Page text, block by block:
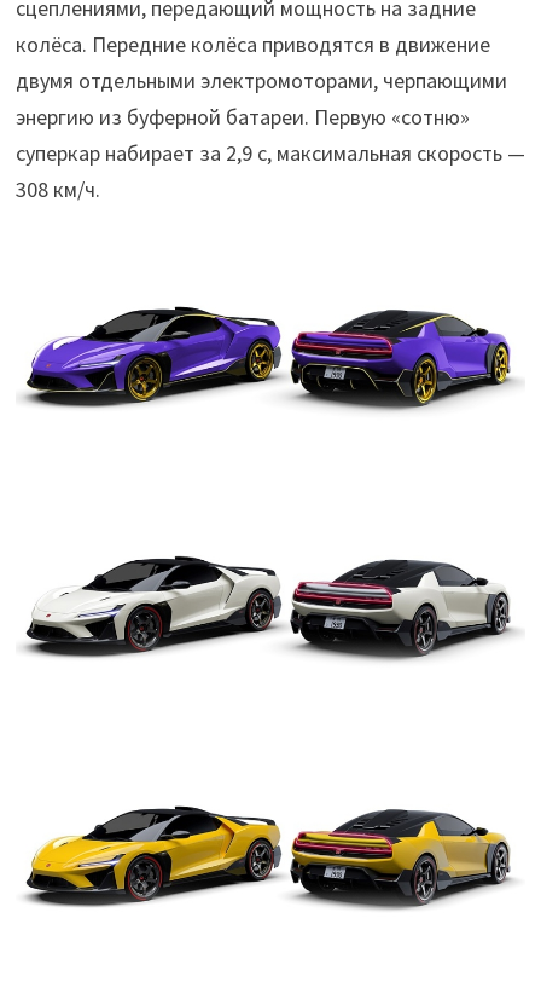
сцеплениями, передающий мощность на задние
колёса. Передние колёса приводятся в движение
двумя отдельными электромоторами, черпающими
энергию из буферной батареи. Первую «сотню»
суперкар набирает за 2,9 с, максимальная скорость —
308 км/ч.